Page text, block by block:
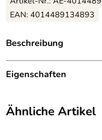
EAN: 4014489134893
Beschreibung
ArsEdition Diamond
Wunderschöne Motive
Schmucksteinen dekoriert
Eigenschaften
Farbe:
Mehrfarbig
Ähnliche Artikel